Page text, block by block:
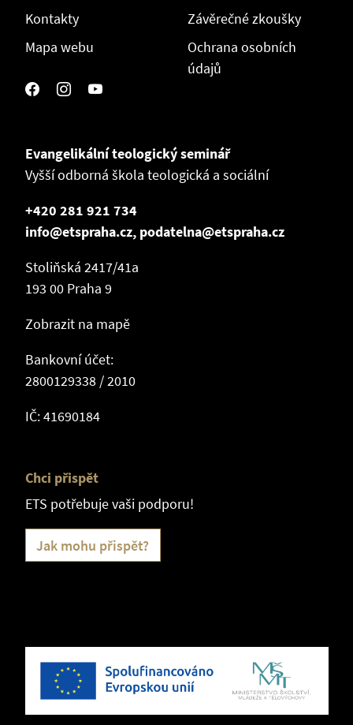
Kontakty
Mapa webu
Závěrečné zkoušky
Ochrana osobních
údajů
Evangelikální teologický seminář
Vyšší odborná škola teologická a sociální
+420 281 921 734
info@etspraha.cz, podatelna@etspraha.cz
Stoliňská 2417/41a
193 00 Praha 9
Zobrazit na mapě
Bankovní účet:
2800129338 / 2010
IČ: 41690184
Chci přispět
ETS potřebuje vaši podporu!
Jak mohu přispět?